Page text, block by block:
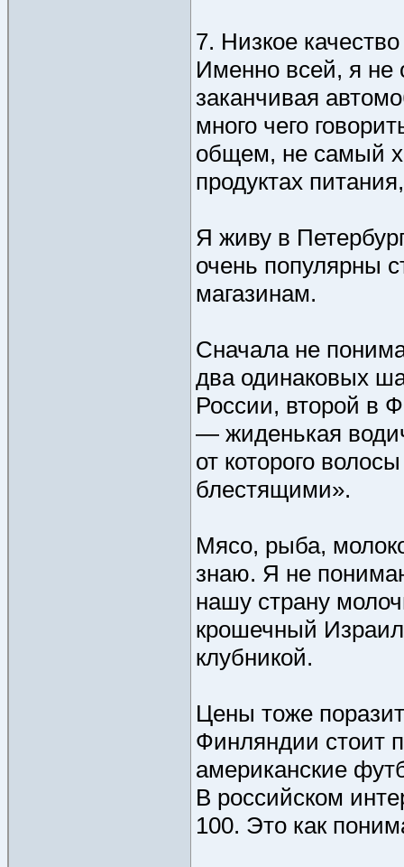
7. Низкое
Именно всей, я не
заканчивая
много чего
общем, не самый
продуктах
Я живу в
очень популярны
магазинам.
Сначала не
два одинаковых
России, второй в
— жиденькая
от которого
блестящими».
Мясо, рыба,
знаю. Я не
нашу страну
крошечный
клубникой.
Цены тоже
Финляндии стоит
американские
В российском
100. Это как